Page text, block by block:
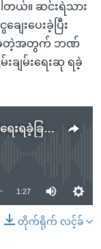
တယ်။ ဆင်းရဲသား
ေးပေးခဲ့ပြီး
းခဲ့တဲ့အတွက် ဘဏ်
ချမ်းရေးဆု ရခဲ့
"ဘင်္ဂလားဒေ့ရှ် ဒုတိယအကြိမ် လွတ်လပ်ရေးရခဲ့ခြင်းဖြစ်" - Muhammad Yunus
1:27
တိုက်ရိုက် လင့်ခ်